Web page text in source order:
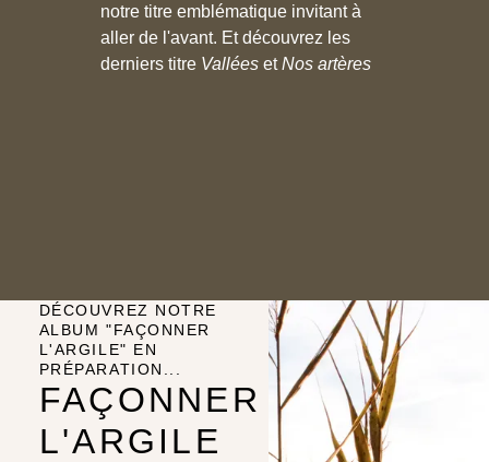
notre titre emblématique invitant à
aller de l'avant. Et découvrez les
derniers titre Vallées etNos artères
DÉCOUVREZ NOTRE
ALBUM "FAÇONNER
L'ARGILE" EN
PRÉPARATION...
FAÇONNER
L'ARGILE